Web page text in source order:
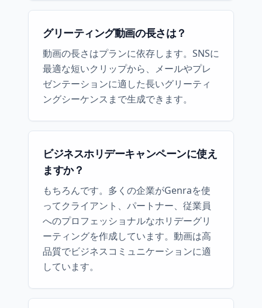
グリーティング動画の長さは？
動画の長さはプランに依存します。SNSに
最適な短いクリップから、メールやプレ
ゼンテーションに適した長いグリーティ
ングシーケンスまで生成できます。
ビジネスホリデーキャンペーンに使え
ますか？
もちろんです。多くの企業がGenraを使
ってクライアント、パートナー、従業員
へのプロフェッショナルなホリデーグリ
ーティングを作成しています。動画は高
品質でビジネスコミュニケーションに適
しています。